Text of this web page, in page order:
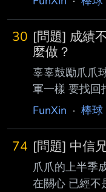
30 [問題] 成績
麼做？
辜辜鼓勵爪爪
軍一樣 要找回
要辜負球迷
FunXin · 棒
74 [問題] 中信
爪爪的上半季
在關心 已經不